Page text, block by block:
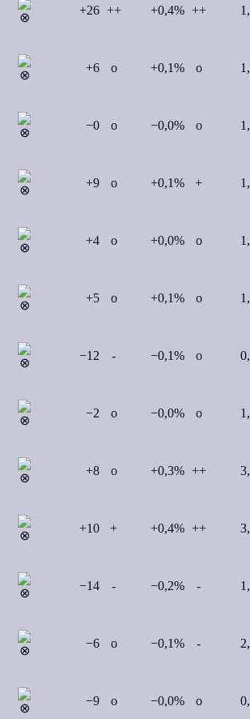
+26 ++ +0,4% ++
+6 o +0,1% o
−0 o −0,0% o
+9 o +0,1% +
+4 o +0,0% o
+5 o +0,1% o
−12 - −0,1% o
−2 o −0,0% o
+8 o +0,3% ++
+10 + +0,4% ++
−14 - −0,2% -
−6 o −0,1% -
−9 o −0,0% o